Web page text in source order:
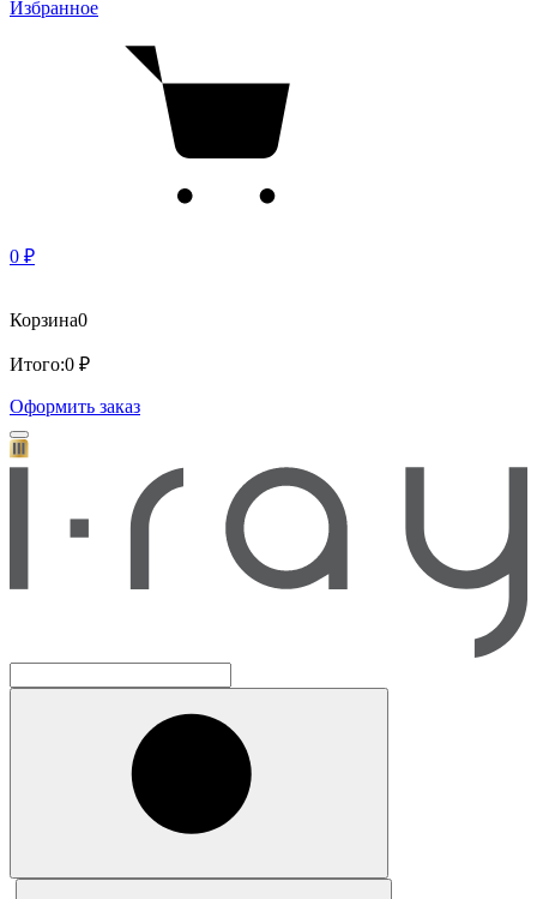
Избранное
0 ₽
Корзина0
Итого:0 ₽
Оформить заказ